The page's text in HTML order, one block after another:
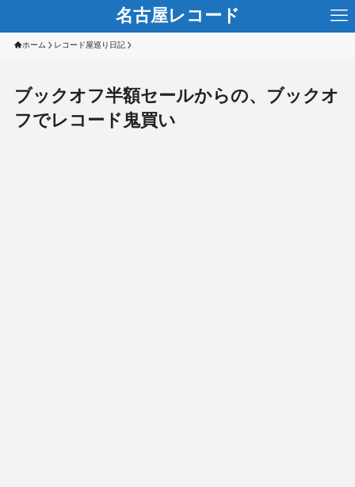
名古屋レコード
ホーム レコード屋巡り日記
ブックオフ半額セールからの、ブックオ
フでレコード鬼買い